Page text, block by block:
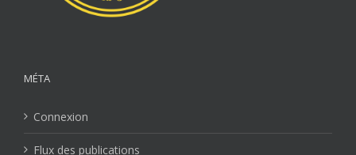
MÉTA
Connexion
Flux des publications